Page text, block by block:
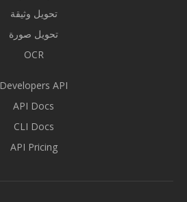
تحويل وثيقة
تحويل صورة
OCR
Developers API
API Docs
CLI Docs
API Pricing